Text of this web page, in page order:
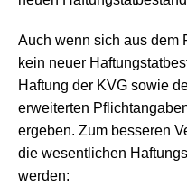
Auch wenn sich aus dem
kein neuer
Haftung der KVG sowie
erweiterten
ergeben. Zum besseren
die wesentlichen
werden: